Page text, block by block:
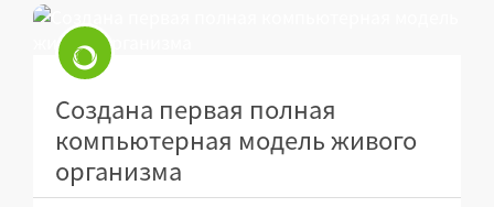
Создана первая полная
компьютерная модель живого
организма